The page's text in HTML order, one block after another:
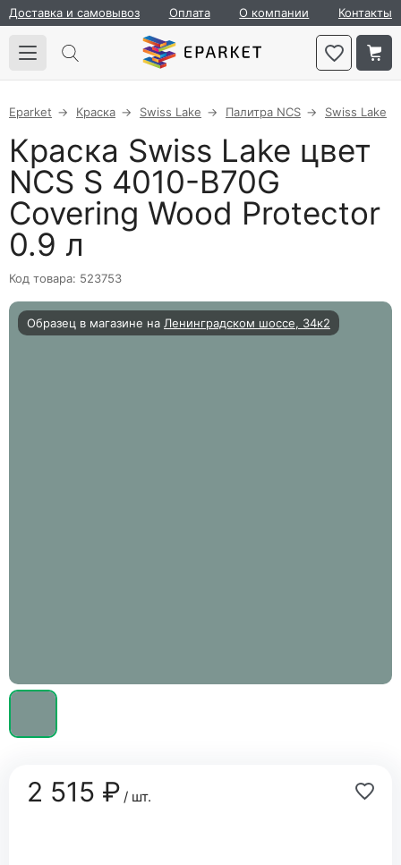
Доставка и самовывоз Оплата О компании Контакты
Eparket Краска Swiss Lake Палитра NCS Swiss Lake
Краска Swiss Lake цвет
NCS S 4010-B70G
Covering Wood Protector
0.9 л
Код товара: 523753
Образец в магазине на Ленинградском шоссе, 34к2
2 515 ₽/ шт.